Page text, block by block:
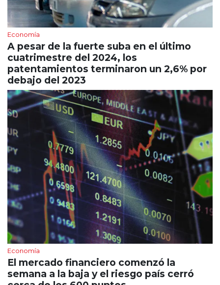
Economía
A pesar de la fuerte suba en el último
cuatrimestre del 2024, los
patentamientos terminaron un 2,6% por
debajo del 2023
Economía
El mercado financiero comenzó la
semana a la baja y el riesgo país cerró